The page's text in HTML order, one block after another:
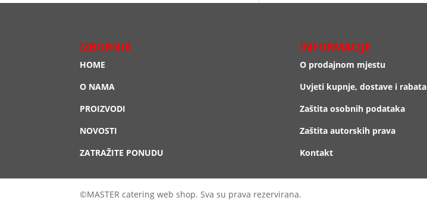
IZBORNIK
HOME
O NAMA
PROIZVODI
NOVOSTI
ZATRAŽITE PONUDU
INFORMACIJE
O prodajnom mjestu
Uvjeti kupnje, dostave i rabata
Zaštita osobnih podataka
Zaštita autorskih prava
Kontakt
©MASTER catering web shop. Sva su prava rezervirana.